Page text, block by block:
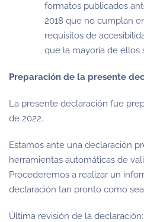
formatos publicados
2018 que no cumplan
requisitos de
que la mayoría de ellos
Preparación de la presente
La presente declaración fue
de 2022.
Estamos ante una declaración
herramientas automáticas de
Procederemos a realizar un
declaración tan pronto como
Última revisión de la declaración: